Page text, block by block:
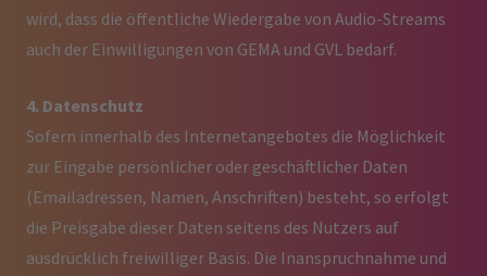
wird, dass die öffentliche Wiedergabe von Audio-Streams
auch der Einwilligungen von GEMA und GVL bedarf.
4. Datenschutz
Sofern innerhalb des Internetangebotes die Möglichkeit
zur Eingabe persönlicher oder geschäftlicher Daten
(Emailadressen, Namen, Anschriften) besteht, so erfolgt
die Preisgabe dieser Daten seitens des Nutzers auf
ausdrücklich freiwilliger Basis. Die Inanspruchnahme und